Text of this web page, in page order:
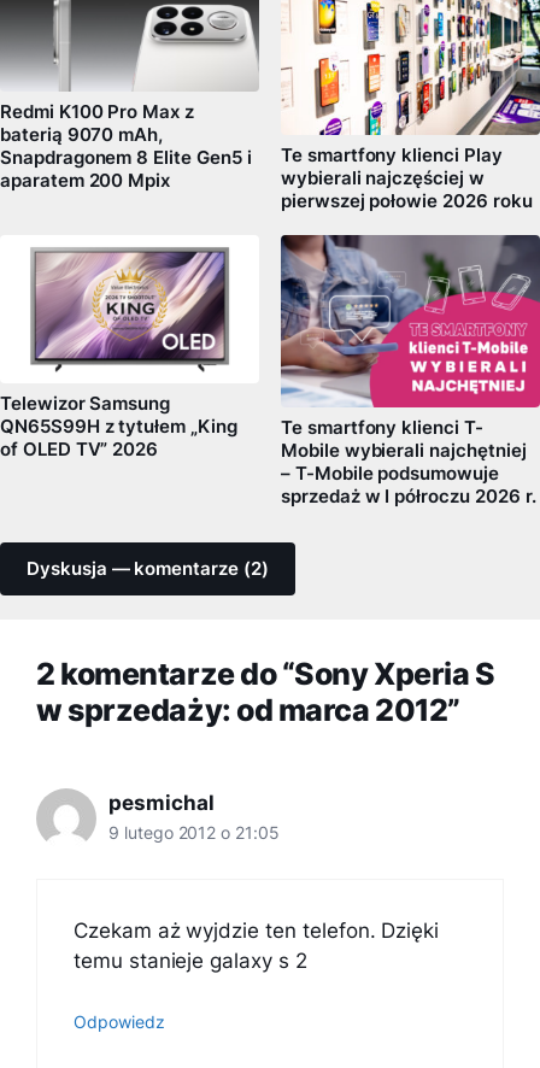
Redmi K100 Pro Max z
baterią 9070 mAh,
Snapdragonem 8 Elite Gen5 i
aparatem 200 Mpix
Te smartfony klienci Play
wybierali najczęściej w
pierwszej połowie 2026 roku
Telewizor Samsung
QN65S99H z tytułem „King
of OLED TV” 2026
Te smartfony klienci T-
Mobile wybierali najchętniej
– T-Mobile podsumowuje
sprzedaż w I półroczu 2026 r.
Dyskusja — komentarze (2)
2 komentarze do “Sony Xperia S
w sprzedaży: od marca 2012”
pesmichal
9 lutego 2012 o 21:05
Czekam aż wyjdzie ten telefon. Dzięki
temu stanieje galaxy s 2
Odpowiedz